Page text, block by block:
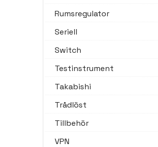
Rumsregulator
Seriell
Switch
Testinstrument
Takabishi
Trådlöst
Tillbehör
VPN